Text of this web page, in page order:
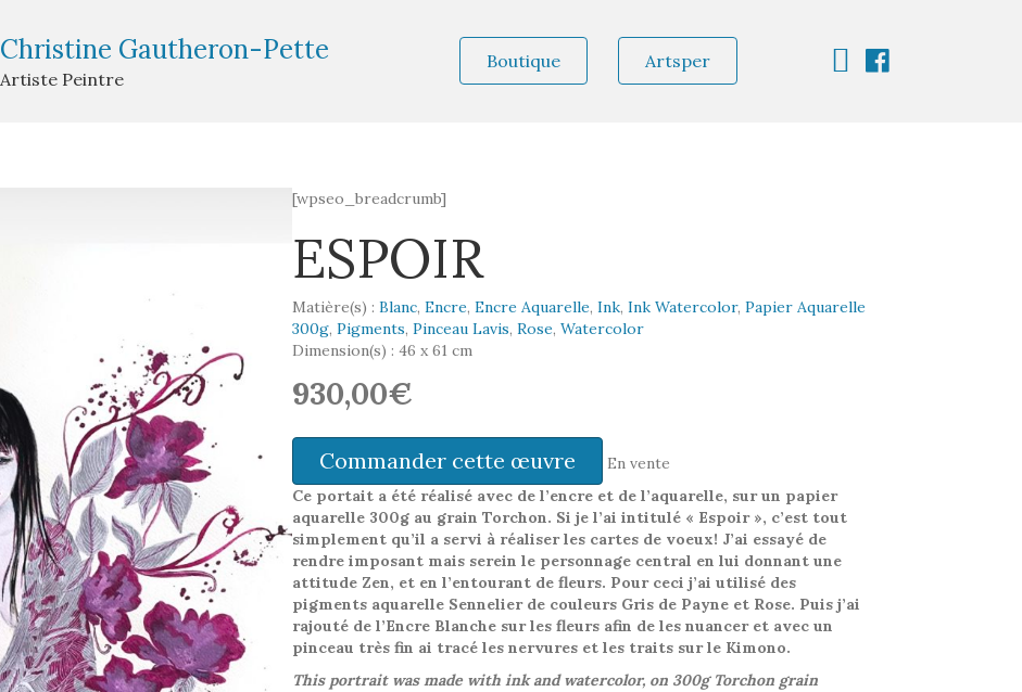
Christine Gautheron-Pette
Artiste Peintre
Boutique Artsper
[wpseo_breadcrumb]
ESPOIR
Matière(s) : Blanc, Encre, Encre Aquarelle, Ink, Ink Watercolor, Papier Aquarelle
300g, Pigments, Pinceau Lavis, Rose, Watercolor
Dimension(s) : 46 x 61 cm
930,00€
Commander cette œuvre
En vente
Ce portait a été réalisé avec de l’encre et de l’aquarelle, sur un papier
aquarelle 300g au grain Torchon. Si je l’ai intitulé « Espoir », c’est tout
simplement qu’il a servi à réaliser les cartes de voeux! J’ai essayé de
rendre imposant mais serein le personnage central en lui donnant une
attitude Zen, et en l’entourant de fleurs. Pour ceci j’ai utilisé des
pigments aquarelle Sennelier de couleurs Gris de Payne et Rose. Puis j’ai
rajouté de l’Encre Blanche sur les fleurs afin de les nuancer et avec un
pinceau très fin ai tracé les nervures et les traits sur le Kimono.
This portrait was made with ink and watercolor, on 300g Torchon grain